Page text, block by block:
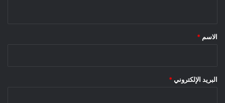
*
الاسم *
البريد الإلكتروني *